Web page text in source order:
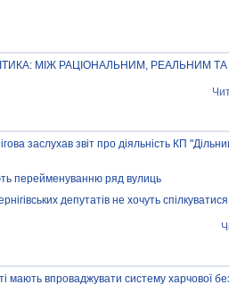
МІЖ РАЦІОНАЛЬНИМ, РЕАЛЬНИМ
заслухав звіт про діяльність КП
перейменуванню ряд вулиць
депутатів не хочуть
мають впроваджувати систему харчової